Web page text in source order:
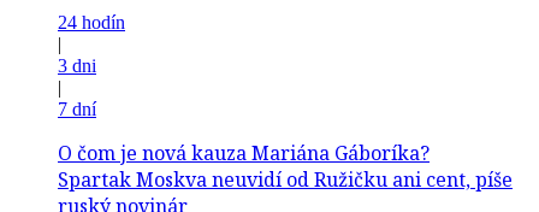
24 hodín
|
3 dni
|
7 dní